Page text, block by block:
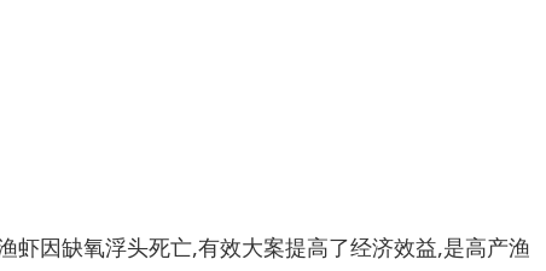
因缺氧浮头死亡,有效大案提高了经济效益,是高产渔